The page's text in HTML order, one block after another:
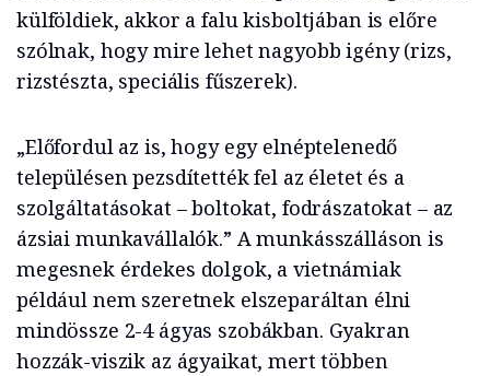
külföldiek, akkor a falu kisboltjában is előre
szólnak, hogy mire lehet nagyobb igény (rizs,
rizstészta, speciális fűszerek).
„Előfordul az is, hogy egy elnéptelenedő
településen pezsdítették fel az életet és a
szolgáltatásokat – boltokat, fodrászatokat – az
ázsiai munkavállalók.” A munkásszálláson is
megesnek érdekes dolgok, a vietnámiak
például nem szeretnek elszeparáltan élni
mindössze 2-4 ágyas szobákban. Gyakran
hozzák-viszik az ágyaikat, mert többen